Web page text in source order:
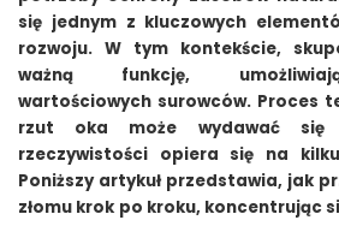
się jednym z kluczowych
rozwoju. W tym kontekście,
ważną funkcję,
wartościowych surowców. Proces
rzut oka może wydawać się
rzeczywistości opiera się na
Poniższy artykuł przedstawia, jak
złomu krok po kroku, koncentrując